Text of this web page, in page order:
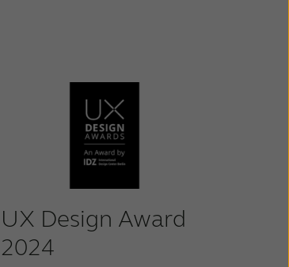
UX Design Award
2024